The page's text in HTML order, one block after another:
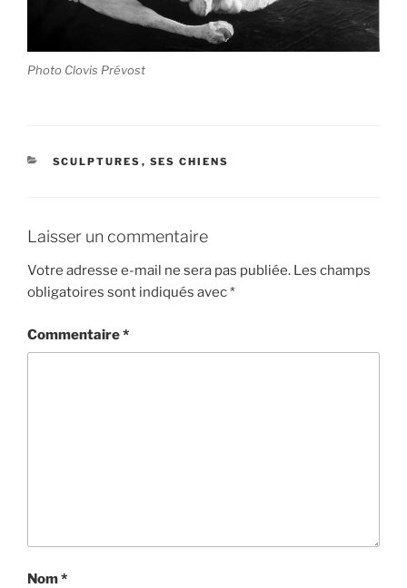
Photo Clovis Prévost
CATÉGORIES
SCULPTURES , SES CHIENS
Laisser un commentaire
Votre adresse e-mail ne sera pas publiée. Les champs
obligatoires sont indiqués avec*
Commentaire*
Nom*